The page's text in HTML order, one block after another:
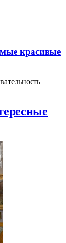
красивые